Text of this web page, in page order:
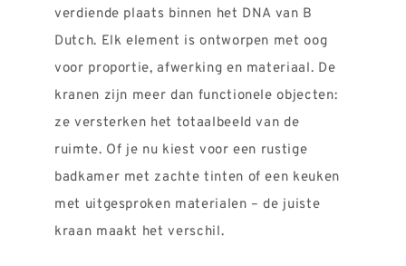
verdiende plaats binnen het DNA van B
Dutch. Elk element is ontworpen met oog
voor proportie, afwerking en materiaal. De
kranen zijn meer dan functionele objecten:
ze versterken het totaalbeeld van de
ruimte. Of je nu kiest voor een rustige
badkamer met zachte tinten of een keuken
met uitgesproken materialen – de juiste
kraan maakt het verschil.